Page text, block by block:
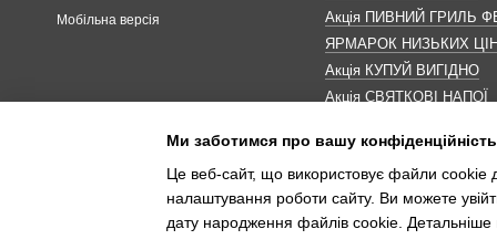
Мобільна версія
Акція ПИВНИЙ ГРИЛЬ
ЯРМАРОК НИЗЬКИХ
Акція КУПУЙ ВИГІДНО
Акція СВЯТКОВІ НАПОЇ
Акція ДО МАКОВЕЯ
ІНШІ АКЦІЇ
Ми заботимся про вашу конфіденційність
Це веб-сайт, що використовує файли cookie
налаштування роботи сайту. Ви можете
дату народження файлів cookie. Детальніше